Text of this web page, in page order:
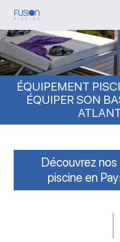
Skip
main
content
ÉQUIPEMENT
ÉQUIPER SON
Découvrez
piscine en